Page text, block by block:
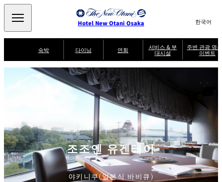
Hotel New Otani Osaka Search
サ
ト
内
検
索
を
開
閉
言
切
り
替
え
メ
ュ
開
JP(日本語)
EN(English)
中文(简)
Select Language
숙박
룸
서
비
브
랙
퍼
스
트
er
m
s
a
n
d
C
다이닝
닝
SATSUKI SAKURA
켄잔
조조엔 유겐
테이 카가이로
후지오 타이칸 엔 미칸
SATSUKI
LOUNGE
파티세리
SATSUKI 캐슬
스카이 라운
지 포시즌스 룸서비스
연회 서비스 & 부
대시설
주변 관광 명
이벤트
주
관
광
명
소
&
이
벤
트
주변 관광 명소
조조엔 유겐테이
야키니쿠(일본식 바비큐)